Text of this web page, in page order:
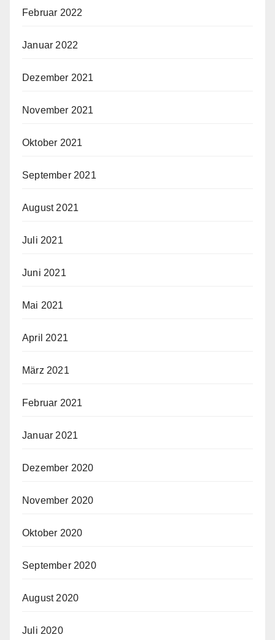
Februar 2022
Januar 2022
Dezember 2021
November 2021
Oktober 2021
September 2021
August 2021
Juli 2021
Juni 2021
Mai 2021
April 2021
März 2021
Februar 2021
Januar 2021
Dezember 2020
November 2020
Oktober 2020
September 2020
August 2020
Juli 2020